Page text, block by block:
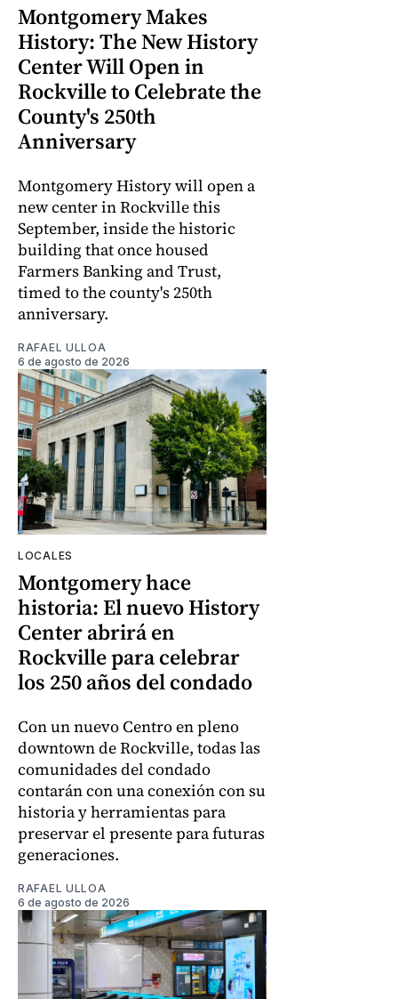
Montgomery Makes
History: The New History
Center Will Open in
Rockville to Celebrate the
County's 250th
Anniversary
Montgomery History will open a
new center in Rockville this
September, inside the historic
building that once housed
Farmers Banking and Trust,
timed to the county's 250th
anniversary.
RAFAEL ULLOA
6 de agosto de 2026
LOCALES
Montgomery hace
historia: El nuevo History
Center abrirá en
Rockville para celebrar
los 250 años del condado
Con un nuevo Centro en pleno
downtown de Rockville, todas las
comunidades del condado
contarán con una conexión con su
historia y herramientas para
preservar el presente para futuras
generaciones.
RAFAEL ULLOA
6 de agosto de 2026